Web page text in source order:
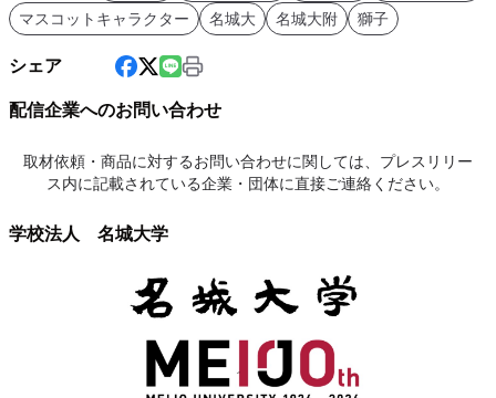
マスコットキャラクター
名城大 名城大附 獅子
シェア
配信企業へのお問い合わせ
取材依頼・商品に対するお問い合わせに関しては、プレスリリー
ス内に記載されている企業・団体に直接ご連絡ください。
学校法人 名城大学